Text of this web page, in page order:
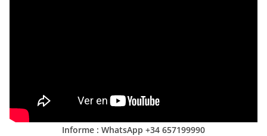
Informe : WhatsApp +34 657199990